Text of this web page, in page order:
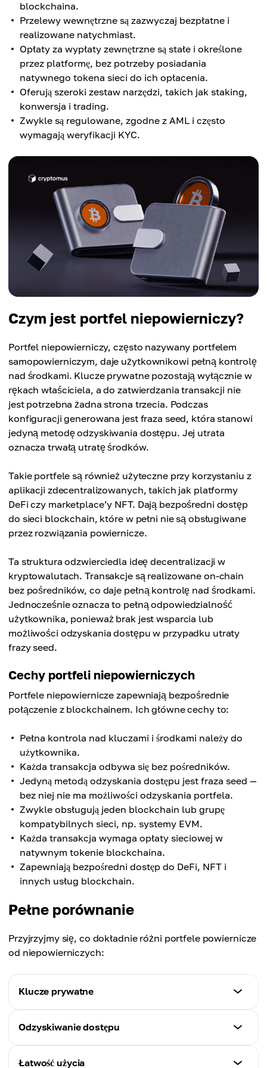
blockchaina.
Przelewy wewnętrzne są zazwyczaj bezpłatne i
realizowane natychmiast.
Opłaty za wypłaty zewnętrzne są stałe i określone
przez platformę, bez potrzeby posiadania
natywnego tokena sieci do ich opłacenia.
Oferują szeroki zestaw narzędzi, takich jak staking,
konwersja i trading.
Zwykle są regulowane, zgodne z AML i często
wymagają weryfikacji KYC.
Czym jest portfel niepowierniczy?
Portfel niepowierniczy, często nazywany portfelem
samopowierniczym, daje użytkownikowi pełną kontrolę
nad środkami. Klucze prywatne pozostają wyłącznie w
rękach właściciela, a do zatwierdzania transakcji nie
jest potrzebna żadna strona trzecia. Podczas
konfiguracji generowana jest fraza seed, która stanowi
jedyną metodę odzyskiwania dostępu. Jej utrata
oznacza trwałą utratę środków.
Takie portfele są również użyteczne przy korzystaniu z
aplikacji zdecentralizowanych, takich jak platformy
DeFi czy marketplace’y NFT. Dają bezpośredni dostęp
do sieci blockchain, które w pełni nie są obsługiwane
przez rozwiązania powiernicze.
Ta struktura odzwierciedla ideę decentralizacji w
kryptowalutach. Transakcje są realizowane on-chain
bez pośredników, co daje pełną kontrolę nad środkami.
Jednocześnie oznacza to pełną odpowiedzialność
użytkownika, ponieważ brak jest wsparcia lub
możliwości odzyskania dostępu w przypadku utraty
frazy seed.
Cechy portfeli niepowierniczych
Portfele niepowiernicze zapewniają bezpośrednie
połączenie z blockchainem. Ich główne cechy to:
Pełna kontrola nad kluczami i środkami należy do
użytkownika.
Każda transakcja odbywa się bez pośredników.
Jedyną metodą odzyskania dostępu jest fraza seed —
bez niej nie ma możliwości odzyskania portfela.
Zwykle obsługują jeden blockchain lub grupę
kompatybilnych sieci, np. systemy EVM.
Każda transakcja wymaga opłaty sieciowej w
natywnym tokenie blockchaina.
Zapewniają bezpośredni dostęp do DeFi, NFT i
innych usług blockchain.
Pełne porównanie
Przyjrzyjmy się, co dokładnie różni portfele powiernicze
od niepowierniczych:
Klucze prywatne
Portfel powierniczy (custodial)
Odzyskiwanie dostępu
Portfel powierniczy (custodial)
Łatwość użycia